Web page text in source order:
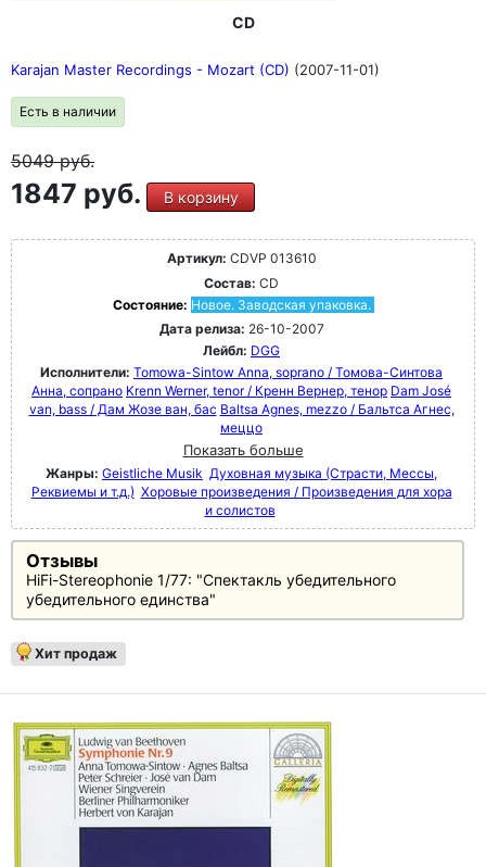
CD
Karajan Master Recordings - Mozart (CD) (2007-11-01)
Есть в наличии
5049руб.
1847 руб. В корзину
Артикул: CDVP 013610
Состав: CD
Состояние: Новое. Заводская упаковка.
Дата релиза: 26-10-2007
Лейбл: DGG
Исполнители: Tomowa-Sintow Anna, soprano / Томова-Синтова
Анна, сопрано Krenn Werner, tenor / Кренн Вернер, тенор Dam José
van, bass / Дам Жозе ван, бас Baltsa Agnes, mezzo / Бальтса Агнес,
меццо
Показать больше
Жанры: Geistliche Musik Духовная музыка (Страсти, Мессы,
Реквиемы и т.д.) Хоровые произведения / Произведения для хора
и солистов
Отзывы
HiFi-Stereophonie 1/77: "Спектакль убедительного
убедительного единства"
Хит продаж